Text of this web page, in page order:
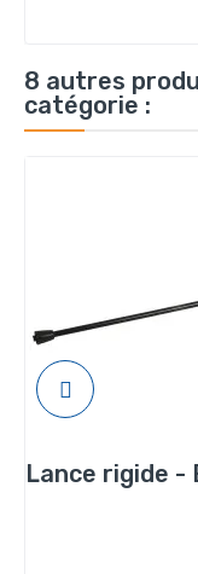
8 autres
catégorie :
Lance rigide -